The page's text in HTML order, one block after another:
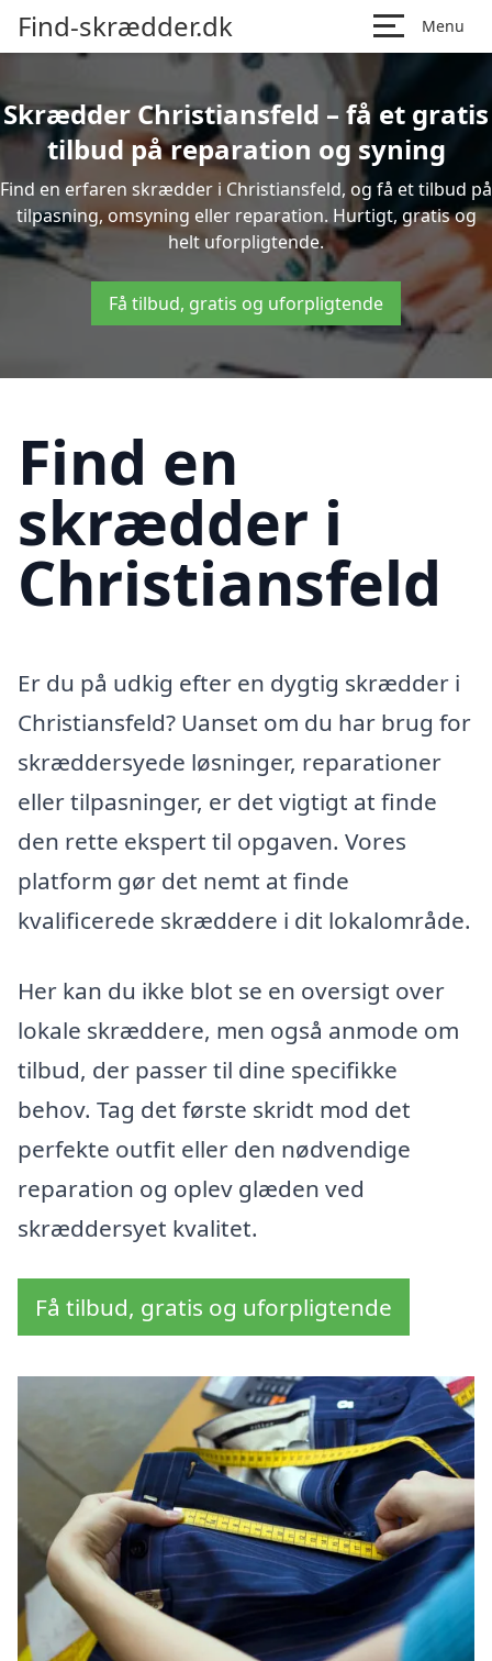
Find-skrædder.dk Menu
Skrædder Christiansfeld – få et gratis
tilbud på reparation og syning
Find en erfaren skrædder i Christiansfeld, og få et tilbud på
tilpasning, omsyning eller reparation. Hurtigt, gratis og
helt uforpligtende.
Få tilbud, gratis og uforpligtende
Find en
skrædder i
Christiansfeld
Er du på udkig efter en dygtig skrædder i
Christiansfeld? Uanset om du har brug for
skræddersyede løsninger, reparationer
eller tilpasninger, er det vigtigt at finde
den rette ekspert til opgaven. Vores
platform gør det nemt at finde
kvalificerede skræddere i dit lokalområde.
Her kan du ikke blot se en oversigt over
lokale skræddere, men også anmode om
tilbud, der passer til dine specifikke
behov. Tag det første skridt mod det
perfekte outfit eller den nødvendige
reparation og oplev glæden ved
skræddersyet kvalitet.
Få tilbud, gratis og uforpligtende